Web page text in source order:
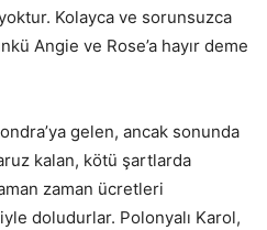
Kolayca ve sorunsuzca
Angie ve Rose’a hayır deme
gelen, ancak sonunda
kalan, kötü şartlarda
zaman ücretleri
doludurlar. Polonyalı Karol,